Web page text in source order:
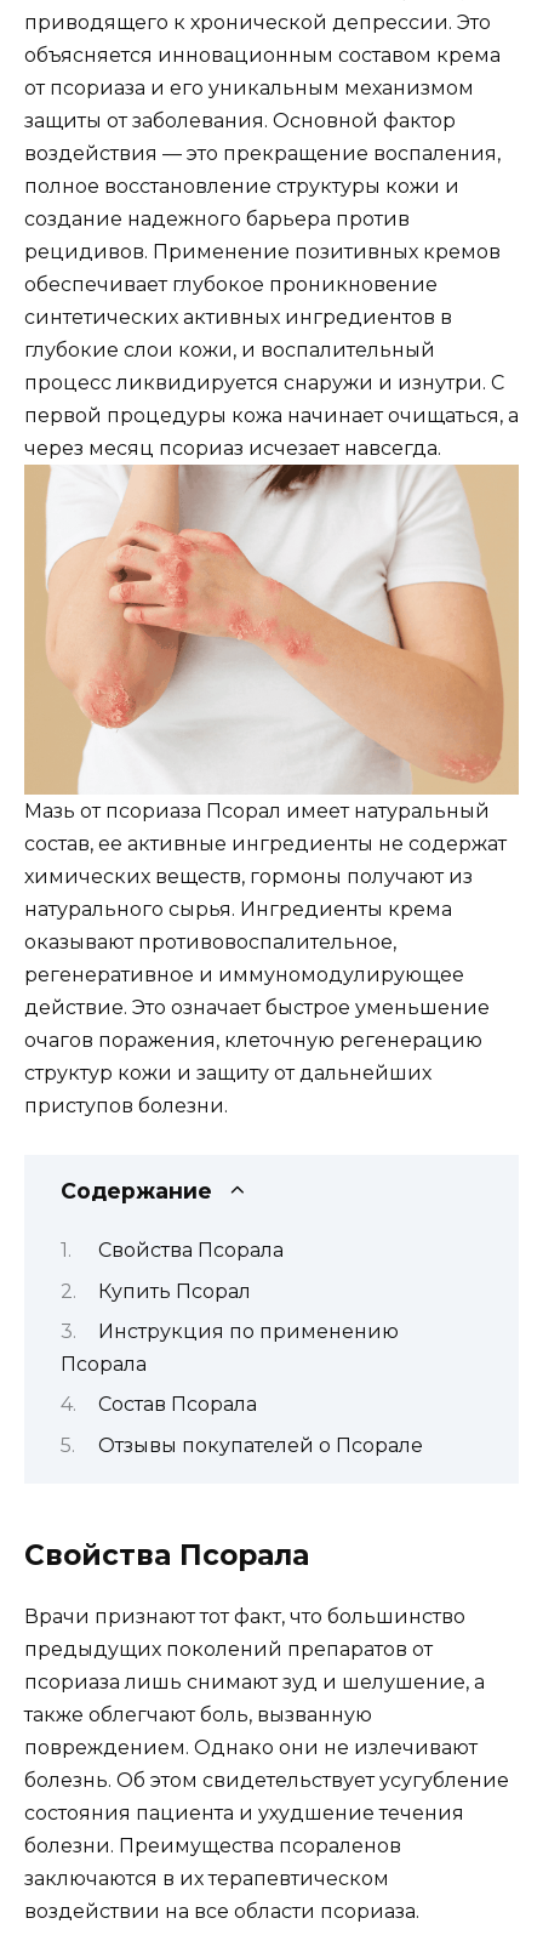
приводящего к хронической депрессии. Это
объясняется инновационным составом крема
от псориаза и его уникальным механизмом
защиты от заболевания. Основной фактор
воздействия — это прекращение воспаления,
полное восстановление структуры кожи и
создание надежного барьера против
рецидивов. Применение позитивных кремов
обеспечивает глубокое проникновение
синтетических активных ингредиентов в
глубокие слои кожи, и воспалительный
процесс ликвидируется снаружи и изнутри. С
первой процедуры кожа начинает очищаться, а
через месяц псориаз исчезает навсегда.
Мазь от псориаза Псорал имеет натуральный
состав, ее активные ингредиенты не содержат
химических веществ, гормоны получают из
натурального сырья. Ингредиенты крема
оказывают противовоспалительное,
регенеративное и иммуномодулирующее
действие. Это означает быстрое уменьшение
очагов поражения, клеточную регенерацию
структур кожи и защиту от дальнейших
приступов болезни.
Содержание
Свойства Псорала
Купить Псорал
Инструкция по применению
Псорала
Состав Псорала
Отзывы покупателей о Псорале
Свойства Псорала
Врачи признают тот факт, что большинство
предыдущих поколений препаратов от
псориаза лишь снимают зуд и шелушение, а
также облегчают боль, вызванную
повреждением. Однако они не излечивают
болезнь. Об этом свидетельствует усугубление
состояния пациента и ухудшение течения
болезни. Преимущества псораленов
заключаются в их терапевтическом
воздействии на все области псориаза.